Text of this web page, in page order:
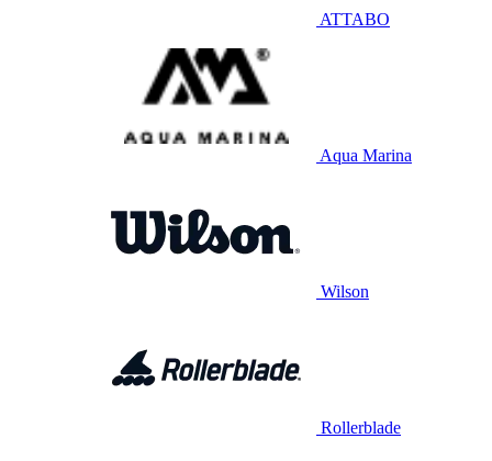
ATTABO
Aqua Marina
Wilson
Rollerblade